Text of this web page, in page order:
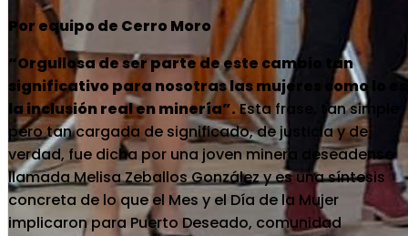
Por equipo de Cerro Moro
“Orgullosa de ser parte de este cambio tan
significativo para nosotras las mujeres como lo es
la inclusión real en minería”.Esta frase, tan simple
pero tan cargada de significado, de justicia y de
verdad, fue dicha por una joven minera deseadense
llamada Melisa Zeballos González y es una síntesis
concreta de lo que el Mes y el Día de la Mujer
implicaron para Puerto Deseado, comunidad